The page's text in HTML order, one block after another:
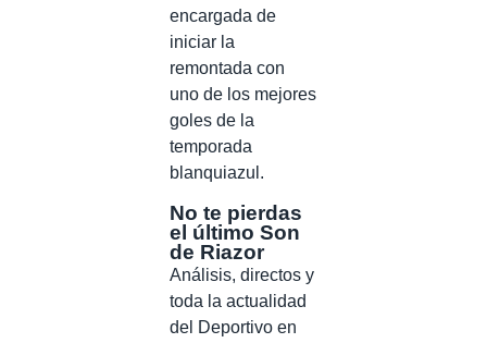
encargada de
iniciar la
remontada con
uno de los mejores
goles de la
temporada
blanquiazul.
No te pierdas
el último Son
de Riazor
Análisis, directos y
toda la actualidad
del Deportivo en